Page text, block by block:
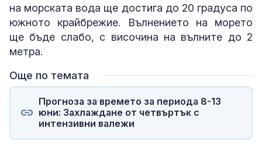
на морската вода ще достига до 20 градуса по
южното крайбрежие. Вълнението на морето
ще бъде слабо, с височина на вълните до 2
метра.
Още по темата
Прогноза за времето за периода 8-13
юни: Захлаждане от четвъртък с
интензивни валежи